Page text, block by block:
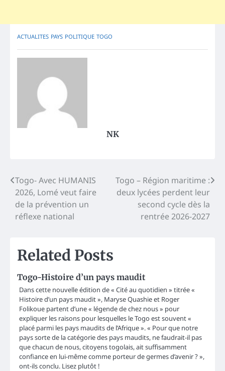
ACTUALITES PAYS POLITIQUE TOGO
NK
Post
navigation
Togo- Avec HUMANIS
2026, Lomé veut faire
de la prévention un
réflexe national
Togo – Région maritime :
deux lycées perdent leur
second cycle dès la
rentrée 2026-2027
Related Posts
Togo-Histoire d’un pays maudit
Dans cette nouvelle édition de « Cité au quotidien » titrée «
Histoire d’un pays maudit », Maryse Quashie et Roger
Folikoue partent d’une « légende de chez nous » pour
expliquer les raisons pour lesquelles le Togo est souvent «
placé parmi les pays maudits de l’Afrique ». « Pour que notre
pays sorte de la catégorie des pays maudits, ne faudrait-il pas
que chacun de nous, citoyens togolais, ait suffisamment
confiance en lui-même comme porteur de germes d’avenir ? »,
ont-ils conclu. Lisez plutôt !